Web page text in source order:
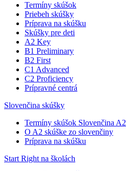
Termíny skúšok
Priebeh skúšky
Príprava na skúšku
Skúšky pre deti
A2 Key
B1 Preliminary
B2 First
C1 Advanced
C2 Proficiency
Prípravné centrá
Slovenčina skúšky
Termíny skúšok Slovenčina A2
O A2 skúške zo slovenčiny
Príprava na skúšku
Start Right na školách